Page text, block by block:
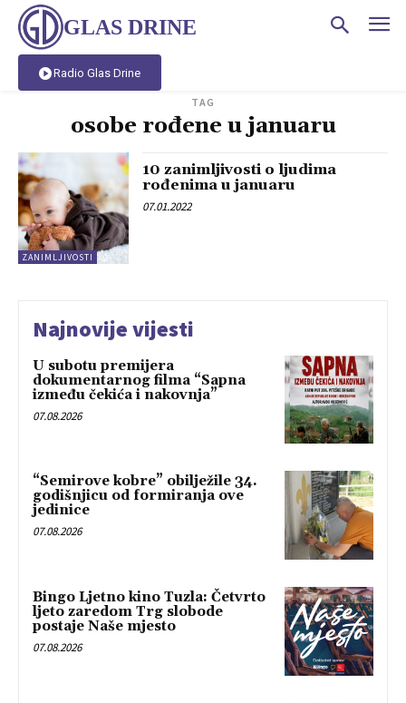
GLAS DRINE
Radio Glas Drine
TAG
osobe rođene u januaru
ZANIMLJIVOSTI
10 zanimljivosti o ljudima
rođenima u januaru
07.01.2022
Najnovije vijesti
U subotu premijera
dokumentarnog filma “Sapna
između čekića i nakovnja”
07.08.2026
“Semirove kobre” obilježile 34.
godišnjicu od formiranja ove
jedinice
07.08.2026
Bingo Ljetno kino Tuzla: Četvrto
ljeto zaredom Trg slobode
postaje Naše mjesto
07.08.2026